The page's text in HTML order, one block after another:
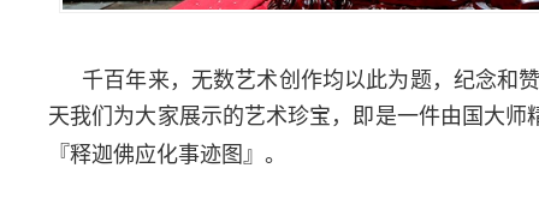
千百年来，无数艺术创作均以此为题，纪念和
天我们为大家展示的艺术珍宝，即是一件由国大
『释迦佛应化事迹图』。